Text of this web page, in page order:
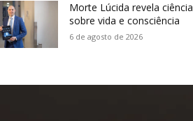
Morte Lúcida revela ciência
sobre vida e consciência
6 de agosto de 2026